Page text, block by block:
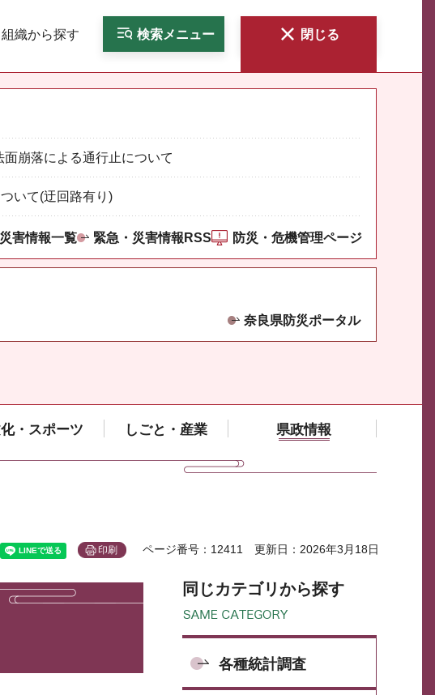
組織から探す 検索メニュー 閉じる
崩落による通行止について
いて(迂回路有り)
害情報一覧 緊急・災害情報RSS 防災・危機管理ページ
奈良県防災ポータル
・スポーツ しごと・産業 県政情報
印刷 ページ番号：12411 更新日：2026年3月18日
同じカテゴリから探す
各種統計調査